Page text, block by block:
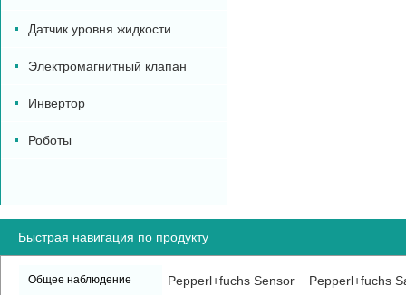
Датчик уровня жидкости
Электромагнитный клапан
Инвертор
Роботы
Быстрая навигация по продукту
Общее наблюдение Pepperl+fuchs Sensor
Pepperl+fuchs